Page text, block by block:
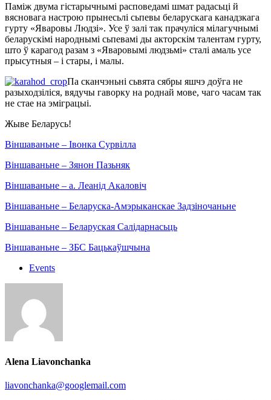
Паміж двума гістарычнымі расповедамі шмат радасьці й
вясновага настрою прынесьлі сьпевы беларускага канадзкага
гурту «Яваровы Людзі». Усе ў залі так прачуліся мілагучнымі
беларускімі народнымі сьпевамі ды акторскім талентам гурту,
што ў карагод разам з «Яваровымі людзьмі» сталі амаль усе
прысутныя – і стары, і малы.
Па сканчэньні сьвята сябры яшчэ доўга не
разыходзіліся, вядучы гаворку на роднай мове, чаго часам так
не стае на эміграцыі.
Жыве Беларусь!
Віншаваньне – Івонка Сурвілла
Віншаваньне – Зянон Пазьняк
Віншаваньне – а. Леанід Акаловіч
Віншаваньне – Беларуска-Амэрыканскае Задзіночаньне
Віншаваньне – Беларуская Салідарнасьць
Віншаваньне – ЗБС Бацькаўшчына
Events
Alena Liavonchanka
liavonchanka@googlemail.com